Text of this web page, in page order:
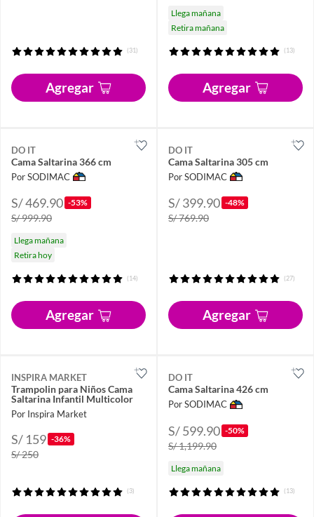
(31)
Agregar
Llega mañana
Retira mañana
(13)
Agregar
DO IT
Cama Saltarina 366 cm
Por SODIMAC
S/ 469.90 -53%
S/ 999.90
Llega mañana
Retira hoy
(14)
Agregar
DO IT
Cama Saltarina 305 cm
Por SODIMAC
S/ 399.90 -48%
S/ 769.90
(27)
Agregar
INSPIRA MARKET
Trampolin para Niños Cama
Saltarina Infantil Multicolor
Por Inspira Market
S/ 159 -36%
S/ 250
(3)
DO IT
Cama Saltarina 426 cm
Por SODIMAC
S/ 599.90 -50%
S/ 1,199.90
Llega mañana
(13)